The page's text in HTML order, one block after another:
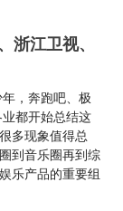
江卫视、
，奔跑吧、极
都开始总结这
多现象值得总
到音乐圈再到综
乐产品的重要组